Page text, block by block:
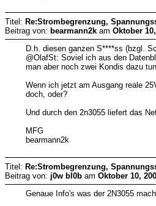
Titel: Re:Strombegrenzung,
Beitrag von: bearmann2k am Oktober
D.h. diesen ganzen S****ss (bzgl.
@OlafSt: Soviel ich aus den
man aber noch zwei Kondis dazu
Wenn ich jetzt am Ausgang reale
doch, oder?
Und durch den 2n3055 liefert das
MFG
bearmann2k
Titel: Re:Strombegrenzung,
Beitrag von: j0w bl0b am Oktober 10,
Genaue Info's was der 2N3055